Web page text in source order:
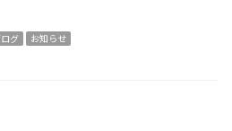
グ お知らせ